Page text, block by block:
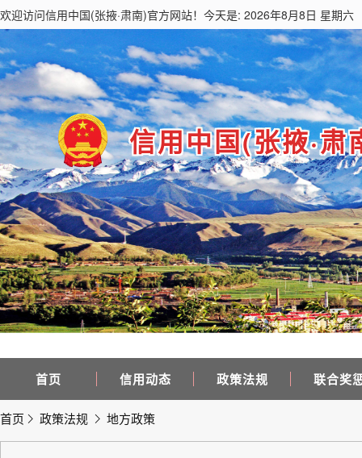
欢迎访问信用中国(张掖·肃南)官方网站！今天是: 2026年8月8日 星期六
信用中国(张掖·肃
首页 信用动态 政策法规 联合奖
首页 政策法规 地方政策